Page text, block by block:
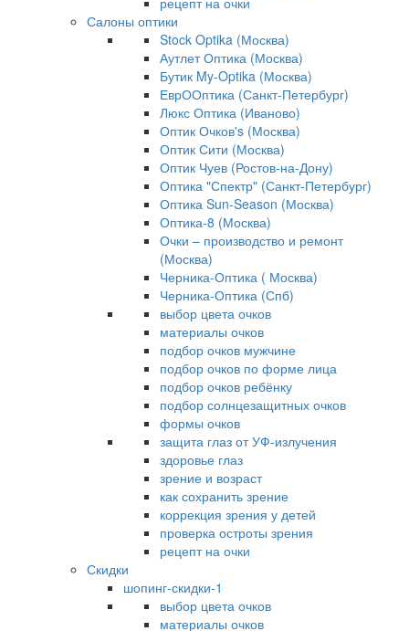
Салоны оптики
Stock Optika (Москва)
Аутлет Оптика (Москва)
Бутик My-Optika (Москва)
ЕврООптика (Санкт-Петербург)
Люкс Оптика (Иваново)
Оптик Очков's (Москва)
Оптик Сити (Москва)
Оптик Чуев (Ростов-на-Дону)
Оптика "Спектр" (Санкт-Петербург)
Оптика Sun-Season (Москва)
Оптика-8 (Москва)
Очки – производство и ремонт
(Москва)
Черника-Оптика ( Москва)
Черника-Оптика (Спб)
выбор цвета очков
материалы очков
подбор очков мужчине
подбор очков по форме лица
подбор очков ребёнку
подбор солнцезащитных очков
формы очков
защита глаз от УФ-излучения
здоровье глаз
зрение и возраст
как сохранить зрение
коррекция зрения у детей
проверка остроты зрения
рецепт на очки
Скидки
шопинг-скидки-1
выбор цвета очков
материалы очков